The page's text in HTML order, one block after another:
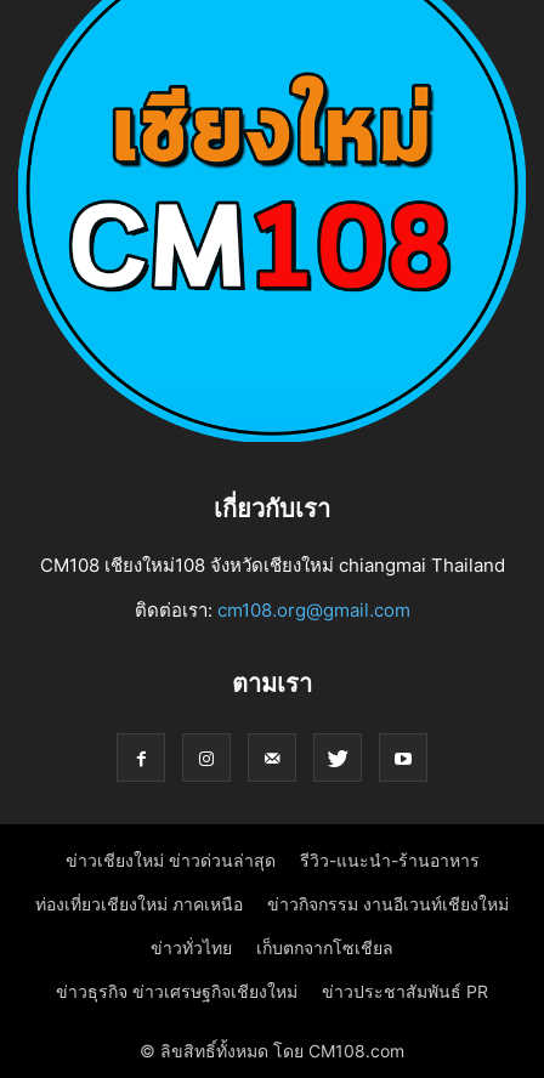
เกี่ยวกับเรา
CM108 เชียงใหม่108 จังหวัดเชียงใหม่ chiangmai Thailand
ติดต่อเรา: cm108.org@gmail.com
ตามเรา
ข่าวเชียงใหม่ ข่าวด่วนล่าสุด รีวิว-แนะนำ-ร้านอาหาร
ท่องเที่ยวเชียงใหม่ ภาคเหนือ ข่าวกิจกรรม งานอีเวนท์เชียงใหม่
ข่าวทั่วไทย เก็บตกจากโซเชียล
ข่าวธุรกิจ ข่าวเศรษฐกิจเชียงใหม่ ข่าวประชาสัมพันธ์ PR
© ลิขสิทธิ์ทั้งหมด โดย CM108.com